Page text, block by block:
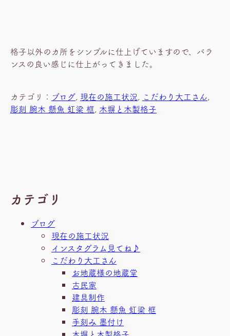
格子以外のカ所をシンプルに仕上げていますので、バラ
ンスの良い感じに仕上がってきました。
カテゴリ： ブログ, 現在の施工状況, こだわり大工さん
彫刻 腕木 懸魚 虹梁 框, 木塀と木製格子
カテゴリ
ブログ
現在の施工状況
インスタグラム見てね♪
こだわり大工さん
お地蔵様の地蔵堂
古民家
建具制作
彫刻 腕木 懸魚 虹梁 框
手刻み 墨付け
木塀と木製格子